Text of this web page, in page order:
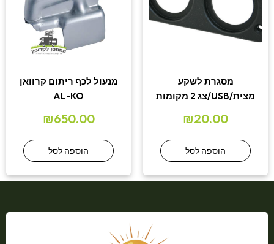
מסגרת לשקע
מצית/USB/צג 2 מקומות
₪20.00
הוספה לסל
מנעול לכף ריתום קרוואן
AL-KO
₪650.00
הוספה לסל